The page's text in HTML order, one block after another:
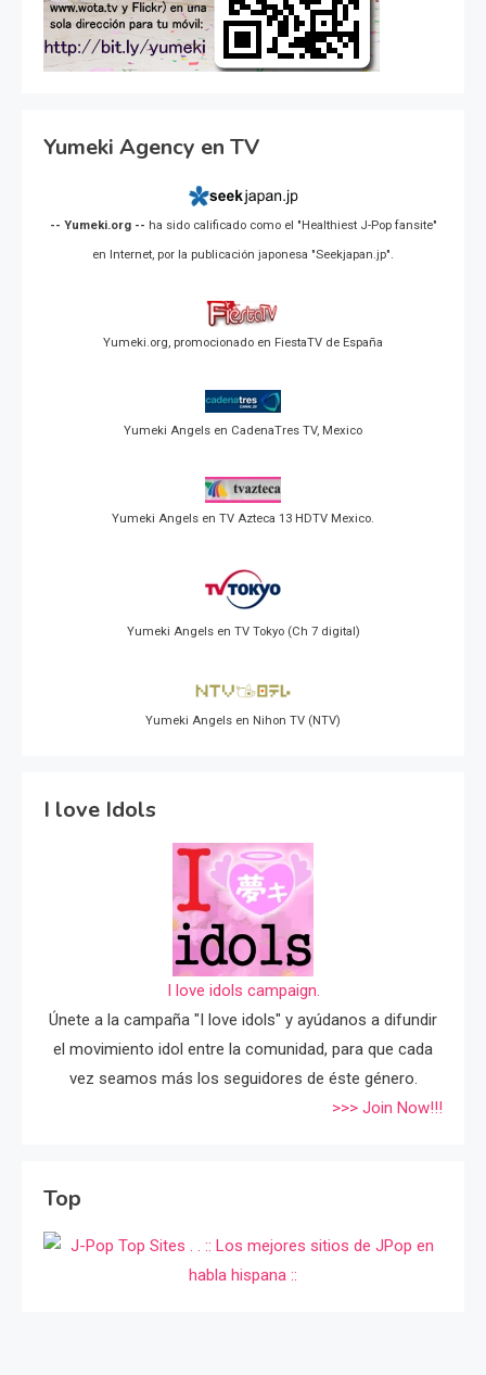
Yumeki Agency en TV
-- Yumeki.org -- ha sido calificado como el "Healthiest J-Pop fansite"
en Internet, por la publicación japonesa "Seekjapan.jp".
Yumeki.org, promocionado en FiestaTV de España
Yumeki Angels en CadenaTres TV, Mexico
Yumeki Angels en TV Azteca 13 HDTV Mexico.
Yumeki Angels en TV Tokyo (Ch 7 digital)
Yumeki Angels en Nihon TV (NTV)
I love Idols
I love idols campaign.
Únete a la campaña "I love idols" y ayúdanos a difundir
el movimiento idol entre la comunidad, para que cada
vez seamos más los seguidores de éste género.
>>> Join Now!!!
Top